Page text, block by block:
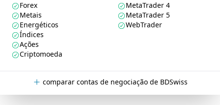
Forex
Metais
Energéticos
Índices
Ações
Criptomoeda
MetaTrader 4
MetaTrader 5
WebTrader
comparar contas de negociação de BDSwiss